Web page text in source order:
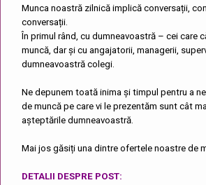
Munca noastră zilnică implică conversații,
conversații.
În primul rând, cu dumneavoastră – cei care
muncă, dar și cu angajatorii, managerii,
dumneavoastră colegi.
Ne depunem toată inima și timpul pentru a
de muncă pe care vi le prezentăm sunt cât
așteptările dumneavoastră.
Mai jos găsiți una dintre ofertele noastre de
DETALII DESPRE POST: